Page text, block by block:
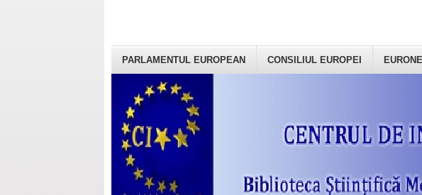
PARLAMENTUL EUROPEAN CONSILIUL EUROPEI